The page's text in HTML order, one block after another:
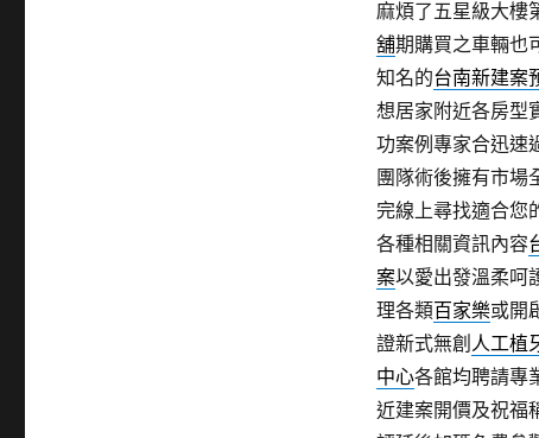
麻煩了五星級大樓
舖期購買之車輛也
知名的台南新建案
想居家附近各房型
功案例專家合迅速
團隊術後擁有市場
完線上尋找適合您
各種相關資訊內容
案以愛出發溫柔呵
理各類百家樂或開
證新式無創 人工植
中心各館均聘請專
近建案開價及祝福